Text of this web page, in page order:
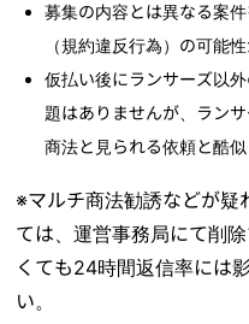
募集の内容とは異なる案
（規約違反行為）の可能
仮払い後にランサーズ以
題はありませんが、ラン
商法と見られる依頼と酷
※マルチ商法勧誘などが疑
ては、運営事務局にて削
くても24時間返信率には
い。